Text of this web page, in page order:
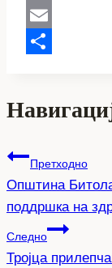
Copy
Link
Email
Претходно
Општина
поддршка на
Следно
Тројца